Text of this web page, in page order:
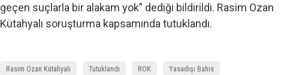
geçen suçlarla bir alakam yok” dediği bildirildi. Rasim Ozan
Kütahyalı soruşturma kapsamında tutuklandı.
Rasim Ozan Kütahyalı Tutuklandı ROK Yasadışı Bahis